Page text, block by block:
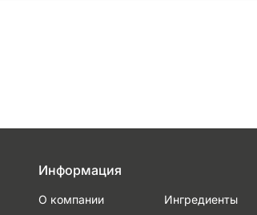
Информация
О компании
Ингредиенты